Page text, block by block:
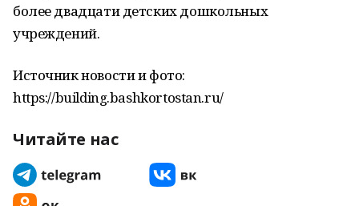
более двадцати детских дошкольных
учреждений.
Источник новости и фото:
https://building.bashkortostan.ru/
Читайте нас